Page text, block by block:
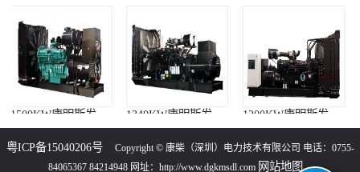
1500KW康明斯发电机组（KTA50-G15A柴油机） 1340KW康明斯发电机组（KTA50-GS8柴油机） 1200KW康明斯发电机组（KTA50-G8柴油机）
粤ICP备15040206号
Copyright © 康柴（深圳）电力技术有限公司 电话：0755-
84065367 84214948 网址：http://www.dgkmsdl.com 网站地图